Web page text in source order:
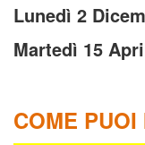
Lunedì 2
Martedì 15
COME